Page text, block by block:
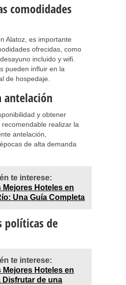
comodidades
Alatoz, es importante
ofrecidas, como
incluido y wifi.
pueden influir en la
de hospedaje.
antelación
y obtener
realizar la
antelación,
de alta demanda
te interese:
Mejores Hoteles en
Una Guía Completa
políticas de
te interese:
Mejores Hoteles en
Disfrutar de una